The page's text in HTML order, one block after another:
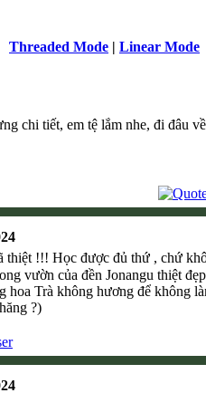
Threaded Mode | Linear Mode
chi tiết, em tệ lắm nhe, đi đâu
thiệt !!! Học được đủ thứ , chứ
vườn của đền Jonangu thiệt
hoa Trà không hương để không
?)